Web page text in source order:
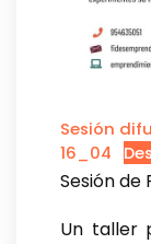
Sesión
16_04
Sesión de
Un taller